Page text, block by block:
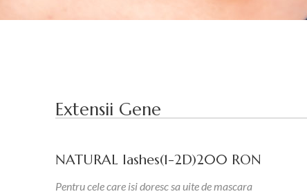
Extensii Gene
NATURAL lashes(1-2D)200 RON
Pentru cele care isi doresc sa uite de mascara